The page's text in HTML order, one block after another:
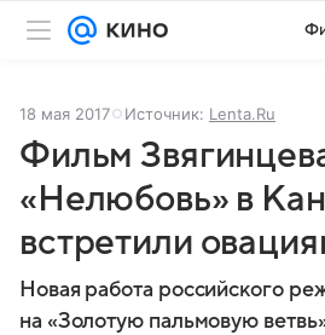
18 мая 2017 Источник: Lenta.Ru
Фильм
«Нелюбовь» в
встретили
Новая работа российского
на «Золотую пальмовую